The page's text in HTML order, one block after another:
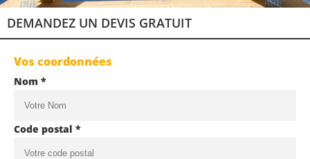
DEMANDEZ UN DEVIS GRATUIT
Vos coordonnées
Nom *
Code postal *